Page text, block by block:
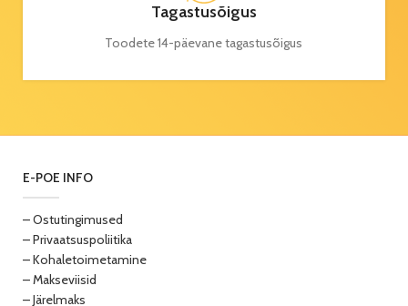
Tagastusõigus
Toodete 14-päevane tagastusõigus
E-POE INFO
– Ostutingimused
– Privaatsuspoliitika
– Kohaletoimetamine
– Makseviisid
– Järelmaks